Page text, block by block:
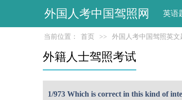
外国人考中国驾照网 英语
当前位置： 首页 >> 外国人考中国驾照英文
外籍人士驾照考试
1/973 Which is correct in this kind of